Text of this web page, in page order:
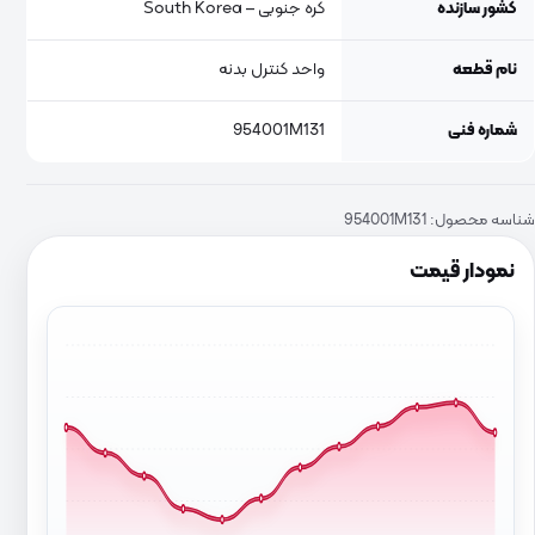
نمودار قیمت
کشور سازنده کره جنوبی – South Korea
نام قطعه واحد کنترل بدنه
شماره فنی 954001M131
شناسه محصول: 954001M131